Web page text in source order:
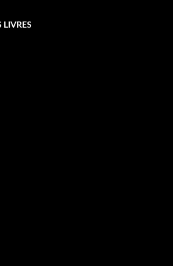
LIVRES